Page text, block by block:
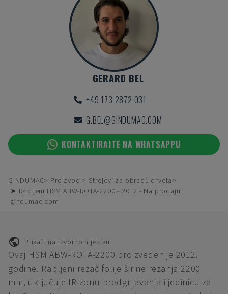
GERARD BEL
+49 173 2872 031
G.BEL@GINDUMAC.COM
KONTAKTIRAJTE NA WHATSAPPU
GINDUMAC Proizvodi
Strojevi za obradu drveta
➤ Rabljeni HSM ABW-ROTA-2200 - 2012 - Na prodaju |
gindumac.com
Prikaži na izvornom jeziku
Ovaj HSM ABW-ROTA-2200 proizveden je 2012.
godine. Rabljeni rezač folije širine rezanja 2200
mm, uključuje IR zonu predgrijavanja i jedinicu za